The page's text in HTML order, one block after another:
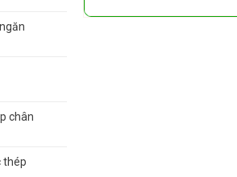
chân
thép